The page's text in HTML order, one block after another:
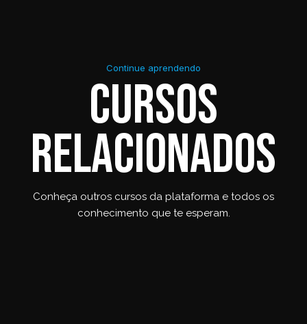
Continue aprendendo
Cursos
relacionados
Conheça outros cursos da plataforma e todos os
conhecimento que te esperam.